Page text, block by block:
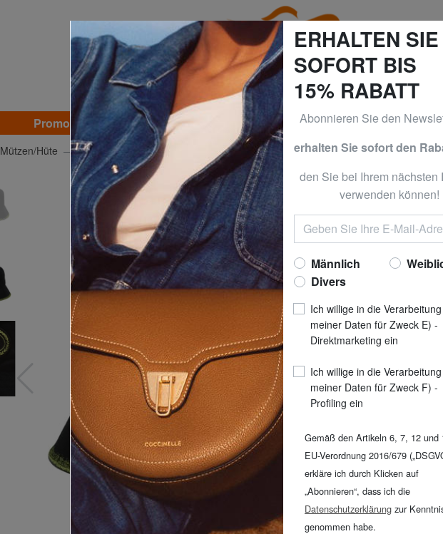
Promo KLEIDUNG alles zu -50% & CALVIN KLEIN alles zu -60% Nur bis
Mützen/Hüte VANS
VANS
EMBLEM
Nun zu
empfohlener Preis
Bester Preis der letzten 30
FARBE: Schwarz
Promo
KLEIN alles zu
August!*
ERHALTEN SIE
SOFORT BIS
15% RABATT
Abonnieren Sie den
erhalten Sie sofort den
den Sie bei Ihrem nächsten
verwenden können!
Männlich
Divers
Ich willige in die Verarbeitung
meiner Daten für Zweck E) -
Direktmarketing ein
Ich willige in die Verarbeitung
meiner Daten für Zweck F) -
Profiling ein
Gemäß den Artikeln 6, 7, 12 und
EU-Verordnung 2016/679
erkläre ich durch Klicken auf
„Abonnieren“, dass ich die
Datenschutzerklärung zur
genommen habe.